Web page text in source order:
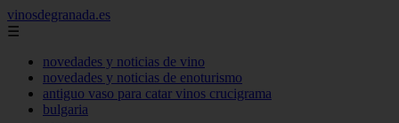
vinosdegranada.es
☰
novedades y noticias de vino
novedades y noticias de enoturismo
antiguo vaso para catar vinos crucigrama
bulgaria